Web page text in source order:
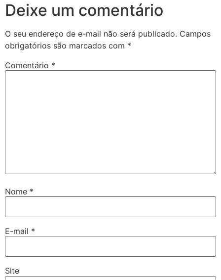
Deixe um comentário
O seu endereço de e-mail não será publicado. Campos
obrigatórios são marcados com *
Comentário *
Nome *
E-mail *
Site